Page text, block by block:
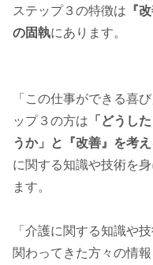
ステップ３の特徴は 『
の固執にあります。
「この仕事ができる喜
ップ３の方は 「どうし
うか」と『改善』を考え
に関する知識や技術を
ます。
「介護に関する知識や
関わってきた方々の情